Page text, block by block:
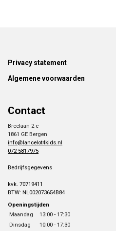
Footer
Privacy statement
Algemene voorwaarden
Contact
Breelaan 2 c
1861 GE Bergen
info@lancelot4kids.nl
072-5817975
Bedrijfsgegevens
kvk. 70719411
BTW: NL002073654B84
Openingstijden
Maandag
13:00 - 17:30
Dinsdag
10:00 - 17:30